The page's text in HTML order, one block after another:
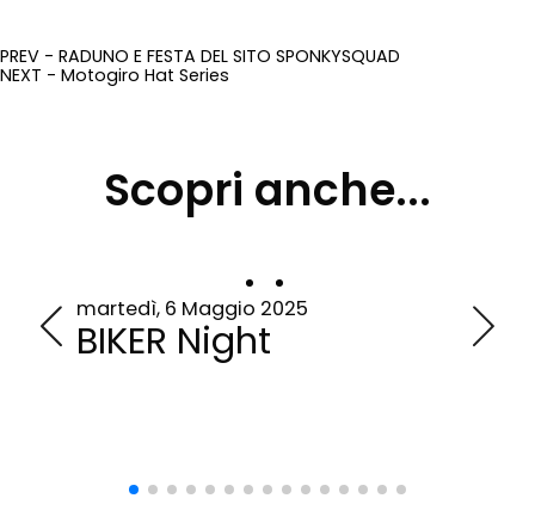
PREV - RADUNO E FESTA DEL SITO SPONKYSQUAD
NEXT - Motogiro Hat Series
Scopri anche...
martedì, 6 Maggio 2025
BIKER Night